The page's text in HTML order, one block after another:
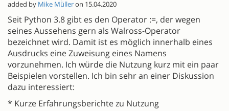
added by Mike Mülleron 15.04.2020
Seit Python 3.8 gibt es den Operator :=, der wegen
seines Aussehens gern als Walross-Operator
bezeichnet wird. Damit ist es möglich innerhalb eines
Ausdrucks eine Zuweisung eines Namens
vorzunehmen. Ich würde die Nutzung kurz mit ein paar
Beispielen vorstellen. Ich bin sehr an einer Diskussion
dazu interessiert:
* Kurze Erfahrungsberichte zu Nutzung